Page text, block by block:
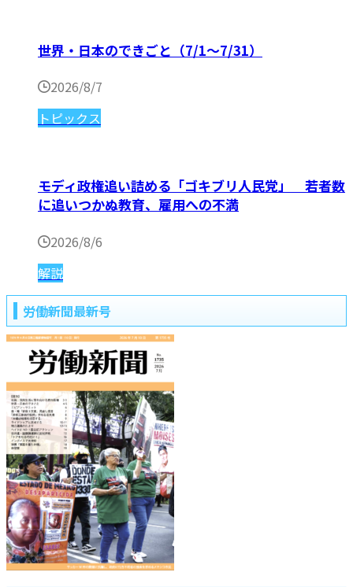
世界・日本のできごと（7/1〜7/31）
2026/8/7
トピックス
モディ政権追い詰める「ゴキブリ人民党」 若者数
に追いつかぬ教育、雇用への不満
2026/8/6
解説
労働新聞最新号